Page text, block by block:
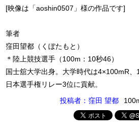
[映像は「aoshin0507」様の作品です]
筆者
窪田望都（くぼたもと）
＊陸上競技選手（100m：10秒46）
国士舘大学出身。大学時代は4×100mR
日本選手権リレー3位に貢献。
投稿者：窪田 望都